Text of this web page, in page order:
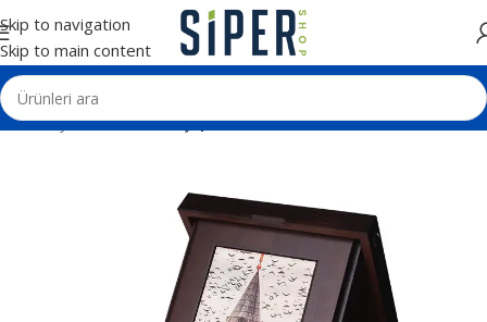
Skip to navigation
Skip to main content
Ana Sayfa Plaketler Ahşap Plaketler